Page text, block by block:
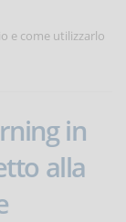
e come utilizzarlo
in
alla